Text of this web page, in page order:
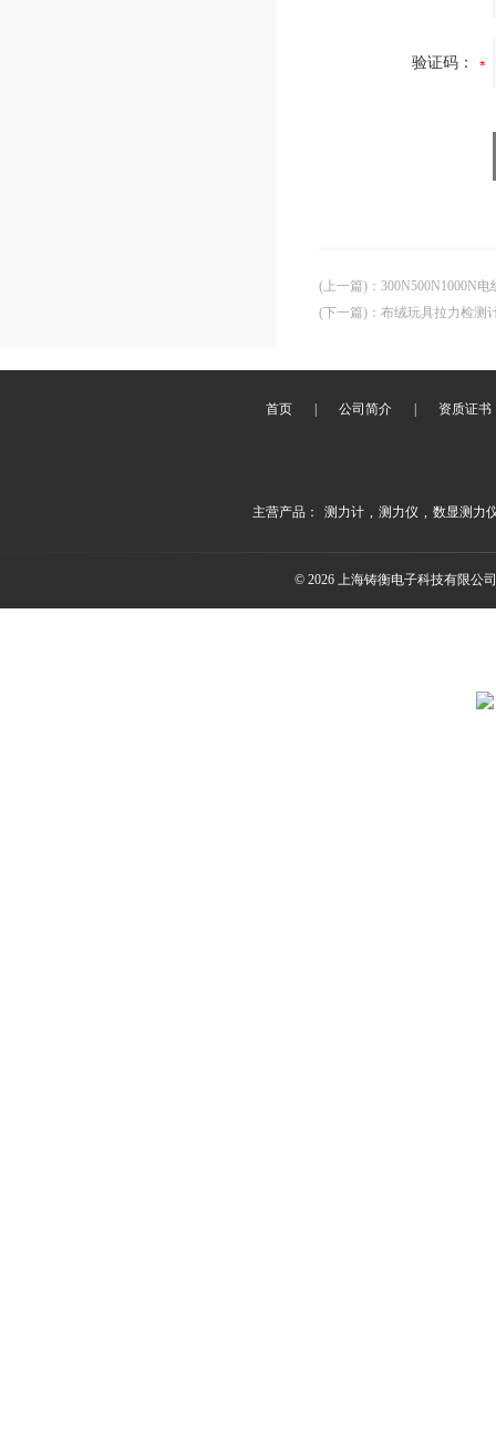
验证码：
(上一篇) ： 300N500N1000N
(下一篇) ： 布绒玩具拉力检测
首页 公司简介 资质证书
主营产品： 测力计 , 测力仪 , 数显测力
© 2026 上海铸衡电子科技有限公